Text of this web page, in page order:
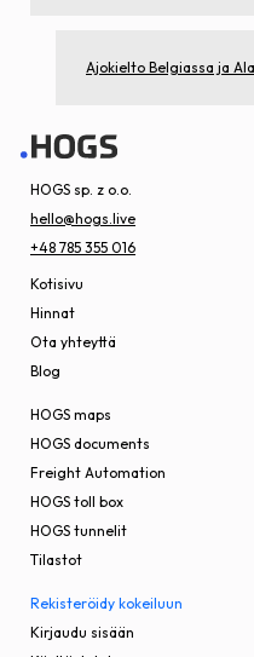
Ajokielto Belgiassa ja
HOGS sp. z o.o.
hello@hogs.live
+48 785 355 016
Kotisivu
Hinnat
Ota yhteyttä
Blog
HOGS maps
HOGS documents
Freight Automation
HOGS toll box
HOGS tunnelit
Tilastot
Rekisteröidy kokeiluun
Kirjaudu sisään